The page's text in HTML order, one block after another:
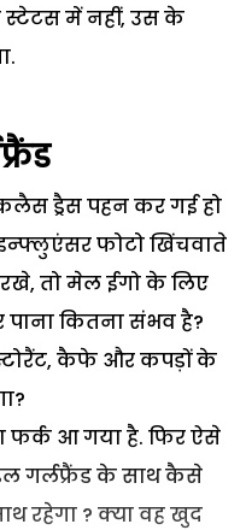
स्टेटस में नहीं, उस के
ड्रैस पहन कर गई हो
फोटो खिंचवाते
तो मेल ईगो के लिए
कितना संभव है?
कैफे और कपड़ों के
फर्क आ गया है. फिर ऐसे
गर्लफ्रैंड के साथ कैसे
रहेगा ? क्या वह खुद